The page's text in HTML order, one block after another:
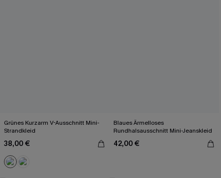
Grünes Kurzarm V-Ausschnitt Mini-
Strandkleid
38,00 €
Blaues Ärmelloses
Rundhalsausschnitt Mini-Jeanskleid
42,00 €